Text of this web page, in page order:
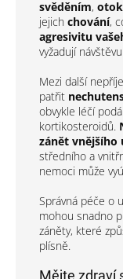
svěděním,
jejich chování,
agresivitu
vyžadují
Mezi další
patřit
obvykle léčí
kortikosteroidů.
zánět vnějšího
středního a
nemoci může
Správná péče o
mohou snadno
záněty, které
plísně.
Mějte zdraví